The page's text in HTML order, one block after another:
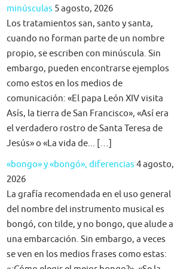
minúsculas 5 agosto, 2026
Los tratamientos san, santo y santa,
cuando no forman parte de un nombre
propio, se escriben con minúscula. Sin
embargo, pueden encontrarse ejemplos
como estos en los medios de
comunicación: «El papa León XIV visita
Asís, la tierra de San Francisco», «Así era
el verdadero rostro de Santa Teresa de
Jesús» o «La vida de... […]
«bongo» y «bongó», diferencias 4 agosto,
2026
La grafía recomendada en el uso general
del nombre del instrumento musical es
bongó, con tilde, y no bongo, que alude a
una embarcación. Sin embargo, a veces
se ven en los medios frases como estas: